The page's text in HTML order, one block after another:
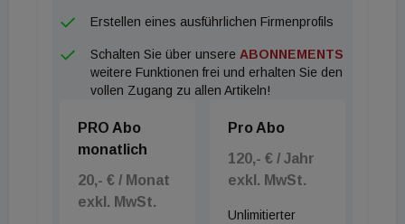
Erstellen eines ausführlichen Firmenprofils
Schalten Sie über unsere ABONNEMENTS
weitere Funktionen frei und erhalten Sie den
vollen Zugang zu allen Artikeln!
PRO Abo
monatlich
20,- € / Monat
exkl. MwSt.
Pro Abo
120,- € / Jahr
exkl. MwSt.
Unlimitierter